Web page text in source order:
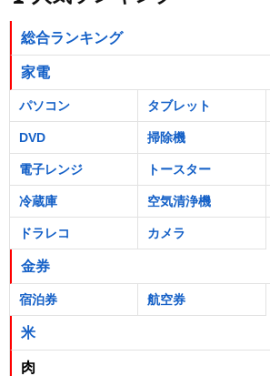
総合ランキング
家電
パソコン タブレット
DVD 掃除機
電子レンジ トースター
冷蔵庫 空気清浄機
ドラレコ カメラ
金券
宿泊券 航空券
米
肉